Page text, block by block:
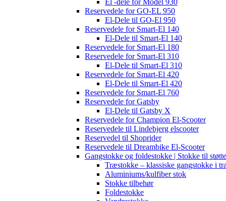
El -dele for Model 930
Reservedele for GO-EL 950
El-Dele til GO-El 950
Reservedele for Smart-El 140
El-Dele til Smart-El 140
Reservedele for Smart-El 180
Reservedele for Smart-El 310
El-Dele til Smart-El 310
Reservedele for Smart-El 420
El-Dele til Smart-El 420
Reservedele for Smart-El 760
Reservedele for Gatsby
El-Dele til Gatsby X
Reservedele for Champion El-Scooter
Reservedele til Lindebjerg elscooter
Reservedel til Shoprider
Reservedele til Dreambike El-Scooter
Gangstokke og foldestokke | Stokke til støtte
Træstokke – klassiske gangstokke i
Aluminiums/kulfiber stok
Stokke tilbehør
Foldestokke